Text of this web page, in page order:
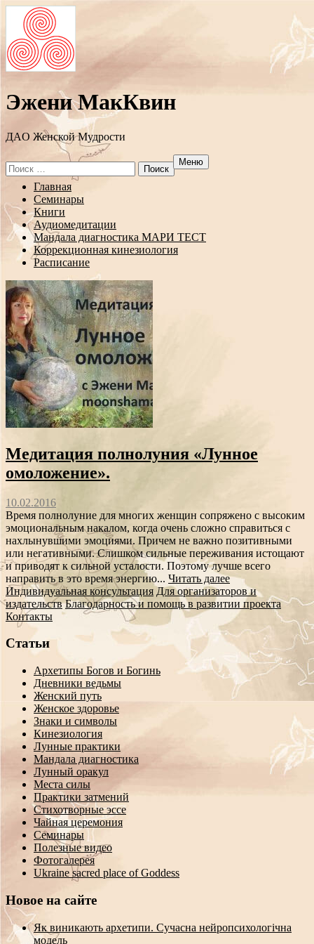
Эжени МакКвин
ДAO Женской Мудрости
Search
for:
Меню
Перейти
содержанию
Главная
Семинары
Книги
Аудиомедитации
Мандала диагностика МАРИ ТЕСТ
Коррекционная кинезиология
Расписание
Медитация полнолуния «Лунное
омоложение».
10.02.2016
Время полнолуние для многих женщин сопряжено с высоким
эмоциональным накалом, когда очень сложно справиться с
нахлынувшими эмоциями. Причем не важно позитивными
или негативными. Слишком сильные переживания истощают
и приводят к сильной усталости. Поэтому лучше всего
направить в это время энергию... Читать далее
Индивидуальная консультация Для организаторов и
издательств Благодарность и помощь в развитии проекта
Контакты
Статьи
Архетипы Богов и Богинь
Дневники ведьмы
Женский путь
Женское здоровье
Знаки и символы
Кинезиология
Лунные практики
Мандала диагностика
Лунный оракул
Места силы
Практики затмений
Стихотворные эссе
Чайная церемония
Семинары
Полезные видео
Фотогалерея
Ukraine sacred place of Goddess
Новое на сайте
Як виникають архетипи. Сучасна нейропсихологічна
модель